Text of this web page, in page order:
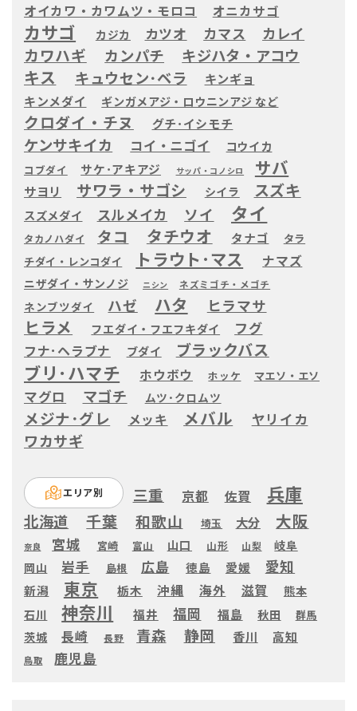
オイカワ・カワムツ・モロコ オニカサゴ
カサゴ カジカ カツオ カマス カレイ
カワハギ カンパチ キジハタ・アコウ
キス キュウセン･ベラ キンギョ
キンメダイ ギンガメアジ・ロウニンアジ など
クロダイ・チヌ グチ･イシモチ
ケンサキイカ コイ・ニゴイ コウイカ
コブダイ サケ･アキアジ サッパ・コノシロ サバ
サヨリ サワラ・サゴシ シイラ スズキ
スズメダイ スルメイカ ソイ タイ
タカノハダイ タコ タチウオ タナゴ
タラ
チダイ・レンコダイ
トラウト･マス ナマズ
ニザダイ・サンノジ ニシン ネズミゴチ・メゴチ
ネンブツダイ ハゼ ハタ ヒラマサ
ヒラメ フエダイ・フエフキダイ フグ
フナ･ヘラブナ ブダイ ブラックバス
ブリ･ハマチ ホウボウ ホッケ マエソ・エソ
マグロ マゴチ ムツ･クロムツ
メジナ･グレ メッキ メバル ヤリイカ
ワカサギ
エリア別 三重 京都 佐賀 兵庫
北海道 千葉 和歌山 埼玉 大分 大阪
奈良 宮城 宮崎 富山 山口 山形 山梨
岐阜
岡山
岩手 島根 広島 徳島 愛媛 愛知
新潟 東京 栃木 沖縄 海外 滋賀
熊本
石川
神奈川 福井 福岡 福島 秋田 群馬
茨城 長崎 長野 青森 静岡 香川 高知
鳥取 鹿児島